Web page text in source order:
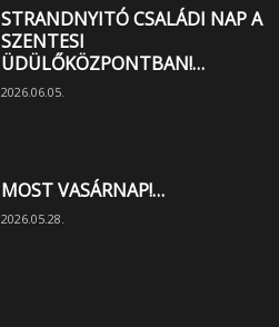
STRANDNYITÓ CSALÁDI NAP A
SZENTESI
ÜDÜLŐKÖZPONTBAN!…
2026.06.05.
MOST VASÁRNAP!…
2026.05.28.